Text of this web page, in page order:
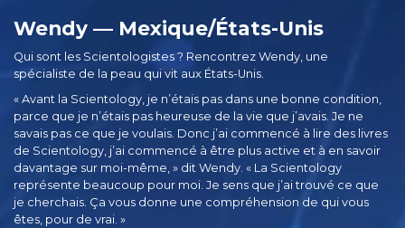
Wendy — Mexique/États-Unis
Qui sont les Scientologistes ? Rencontrez Wendy, une
spécialiste de la peau qui vit aux États-Unis.
« Avant la Scientology, je n’étais pas dans une bonne condition,
parce que je n’étais pas heureuse de la vie que j’avais. Je ne
savais pas ce que je voulais. Donc j’ai commencé à lire des livres
de Scientology, j’ai commencé à être plus active et à en savoir
davantage sur moi-même, » dit Wendy. « La Scientology
représente beaucoup pour moi. Je sens que j’ai trouvé ce que
je cherchais. Ça vous donne une compréhension de qui vous
êtes, pour de vrai. »